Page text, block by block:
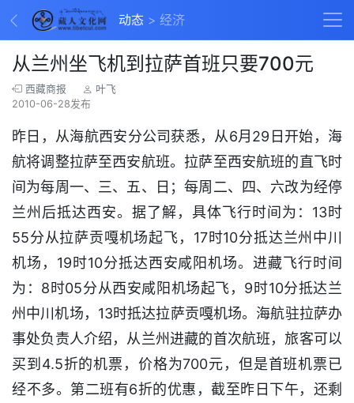
动态 经济
从兰州坐飞机到拉萨首班只要700元
西藏商报
叶飞
2010-06-28发布
昨日，从海航西安分公司获悉，从6月29日开始，海
航将调整拉萨至西安航班。拉萨至西安航班的直飞时
间为每周一、三、五、日；每周二、四、六改为经停
兰州后抵达西安。据了解，具体飞行时间为：13时
55分从拉萨贡嘎机场起飞，17时10分抵达兰州中川
机场，19时10分抵达西安咸阳机场。进藏飞行时间
为：8时05分从西安咸阳机场起飞，9时10分抵达兰
州中川机场，13时抵达拉萨贡嘎机场。海航驻拉萨办
事处负责人介绍，从兰州进藏的首次航班，旅客可以
买到4.5折的机票，价格为700元，但是首班机票已
经不多。第二班有6折的优惠，截至昨日下午，还剩